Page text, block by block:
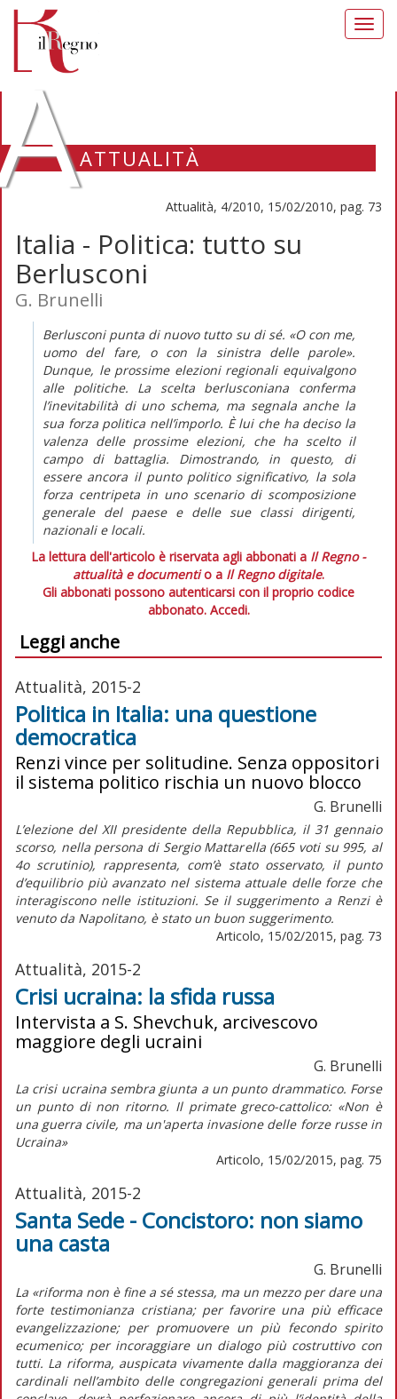
ATTUALITÀ
Attualità, 4/2010, 15/02/2010, pag. 73
Italia - Politica: tutto su
Berlusconi
G. Brunelli
Berlusconi punta di nuovo tutto su di sé. «O con me,
uomo del fare, o con la sinistra delle parole».
Dunque, le prossime elezioni regionali equivalgono
alle politiche. La scelta berlusconiana conferma
l’inevitabilità di uno schema, ma segnala anche la
sua forza politica nell’imporlo. È lui che ha deciso la
valenza delle prossime elezioni, che ha scelto il
campo di battaglia. Dimostrando, in questo, di
essere ancora il punto politico significativo, la sola
forza centripeta in uno scenario di scomposizione
generale del paese e delle sue classi dirigenti,
nazionali e locali.
La lettura dell'articolo è riservata agli abbonati a Il Regno -
attualità e documentio a Il Regno digitale.
Gli abbonati possono autenticarsi con il proprio codice
abbonato. Accedi.
Leggi anche
Attualità, 2015-2
Politica in Italia: una questione
democratica
Renzi vince per solitudine. Senza oppositori
il sistema politico rischia un nuovo blocco
G. Brunelli
L’elezione del XII presidente della Repubblica, il 31 gennaio
scorso, nella persona di Sergio Mattarella (665 voti su 995, al
4o scrutinio), rappresenta, com’è stato osservato, il punto
d’equilibrio più avanzato nel sistema attuale delle forze che
interagiscono nelle istituzioni. Se il suggerimento a Renzi è
venuto da Napolitano, è stato un buon suggerimento.
Articolo, 15/02/2015, pag. 73
Attualità, 2015-2
Crisi ucraina: la sfida russa
Intervista a S. Shevchuk, arcivescovo
maggiore degli ucraini
G. Brunelli
La crisi ucraina sembra giunta a un punto drammatico. Forse
un punto di non ritorno. Il primate greco-cattolico: «Non è
una guerra civile, ma un'aperta invasione delle forze russe in
Ucraina»
Articolo, 15/02/2015, pag. 75
Attualità, 2015-2
Santa Sede - Concistoro: non siamo
una casta
G. Brunelli
La «riforma non è fine a sé stessa, ma un mezzo per dare una
forte testimonianza cristiana; per favorire una più efficace
evangelizzazione; per promuovere un più fecondo spirito
ecumenico; per incoraggiare un dialogo più costruttivo con
tutti. La riforma, auspicata vivamente dalla maggioranza dei
cardinali nell’ambito delle congregazioni generali prima del